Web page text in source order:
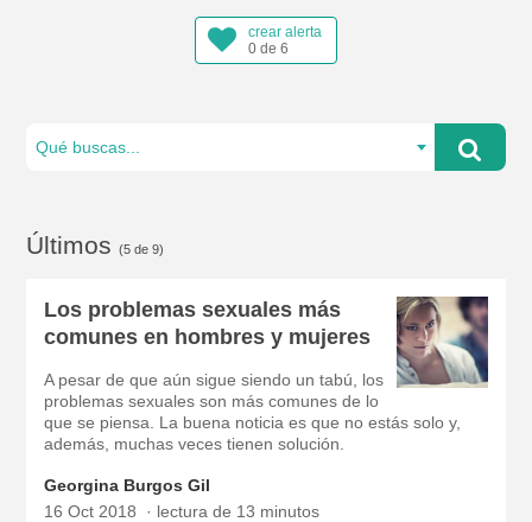
crear alerta
0 de 6
Qué buscas...
Últimos (5 de 9)
Los problemas sexuales más
comunes en hombres y mujeres
A pesar de que aún sigue siendo un tabú, los
problemas sexuales son más comunes de lo
que se piensa. La buena noticia es que no estás solo y,
además, muchas veces tienen solución.
Georgina Burgos Gil
16 Oct 2018
lectura de 13 minutos